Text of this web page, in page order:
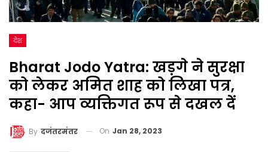
देश
Bharat Jodo Yatra: खड़गे ने सुरक्षा
को लेकर अमित शाह को लिखा पत्र,
कहा- आप व्यक्तिगत रूप से दखल दें
By दजंतरमंतर On Jan 28, 2023